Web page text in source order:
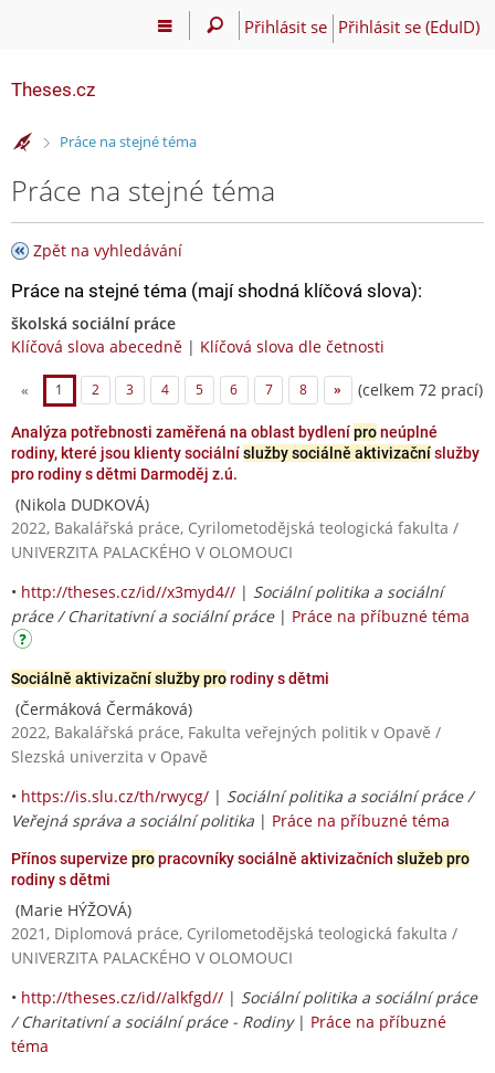
Přihlásit se Přihlásit se (EduID)
Theses.cz
>Práce na stejné téma
Práce na stejné téma
Zpět na vyhledávání
Práce na stejné téma (mají shodná klíčová slova):
školská sociální práce
Klíčová slova abecedně | Klíčová slova dle četnosti
« 1 2 3 4 5 6 7 8 » (celkem 72 prací)
Analýza potřebnosti zaměřená na oblast bydleníproneúplné
rodiny, které jsou klienty sociálníslužby sociálně aktivizačníslužby
pro rodiny s dětmi Darmoděj z.ú.
(Nikola DUDKOVÁ)
2022, Bakalářská práce, Cyrilometodějská teologická fakulta /
UNIVERZITA PALACKÉHO V OLOMOUCI
• http://theses.cz/id//x3myd4// | Sociální politika a sociální
práce / Charitativní a sociální práce| Práce na příbuzné téma
Sociálně aktivizační služby prorodiny s dětmi
(Čermáková Čermáková)
2022, Bakalářská práce, Fakulta veřejných politik v Opavě /
Slezská univerzita v Opavě
• https://is.slu.cz/th/rwycg/ | Sociální politika a sociální práce /
Veřejná správa a sociální politika | Práce na příbuzné téma
Přínos supervize propracovníky sociálně aktivizačních služeb pro
rodiny s dětmi
(Marie HÝŽOVÁ)
2021, Diplomová práce, Cyrilometodějská teologická fakulta /
UNIVERZITA PALACKÉHO V OLOMOUCI
• http://theses.cz/id//alkfgd// | Sociální politika a sociální práce
/ Charitativní a sociální práce - Rodiny| Práce na příbuzné
téma